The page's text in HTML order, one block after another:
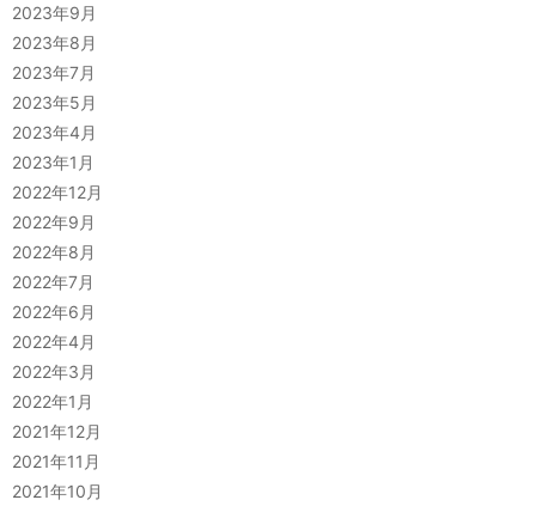
2023年9月
2023年8月
2023年7月
2023年5月
2023年4月
2023年1月
2022年12月
2022年9月
2022年8月
2022年7月
2022年6月
2022年4月
2022年3月
2022年1月
2021年12月
2021年11月
2021年10月